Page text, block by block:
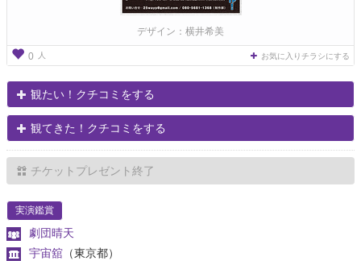
デザイン：横井希美
0 人 お気に入りチラシにする
観たい！クチコミをする
観てきた！クチコミをする
チケットプレゼント終了
実演鑑賞
劇団晴天
宇宙舘 （東京都）